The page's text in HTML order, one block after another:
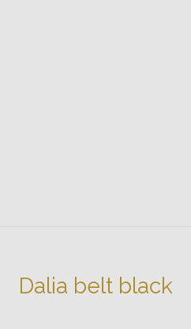
Dalia belt black